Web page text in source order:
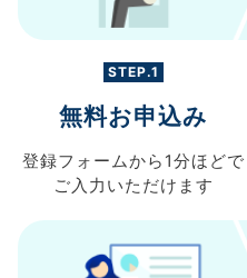
STEP.1
無料お申込み
登録フォームから 1分ほどで
ご入力 いただけます